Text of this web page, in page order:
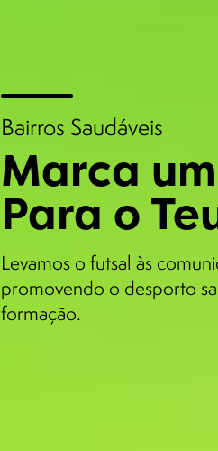
Bairros Saudáveis
Marca
Para o
Levamos o futsal às
promovendo o desporto
formação.